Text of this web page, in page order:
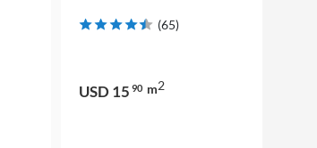
(65)
USD 15 90 m2